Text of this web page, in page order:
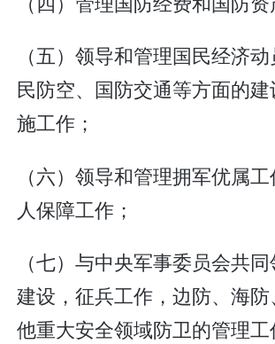
（五）领导和管理国民经济
民防空、国防交通等方面的
施工作；
（六）领导和管理拥军优属
人保障工作；
（七）与中央军事委员会共
建设，征兵工作，边防、海
他重大安全领域防卫的管理工